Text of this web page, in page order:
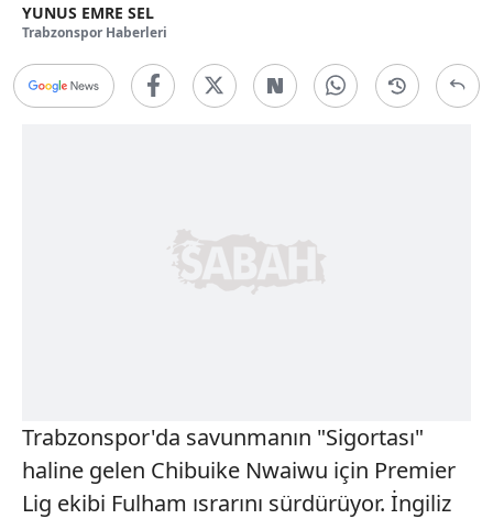
YUNUS EMRE SEL
Trabzonspor Haberleri
Trabzonspor'da savunmanın "Sigortası"
haline gelen Chibuike Nwaiwu için Premier
Lig ekibi Fulham ısrarını sürdürüyor. İngiliz